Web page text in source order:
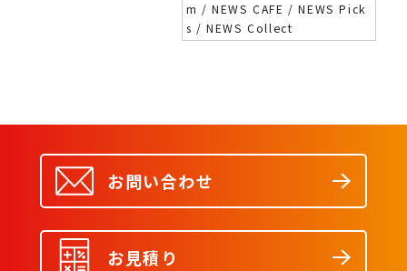
m / NEWS CAFE / NEWS Pick
s / NEWS Collect
お問い合わせ
お見積り